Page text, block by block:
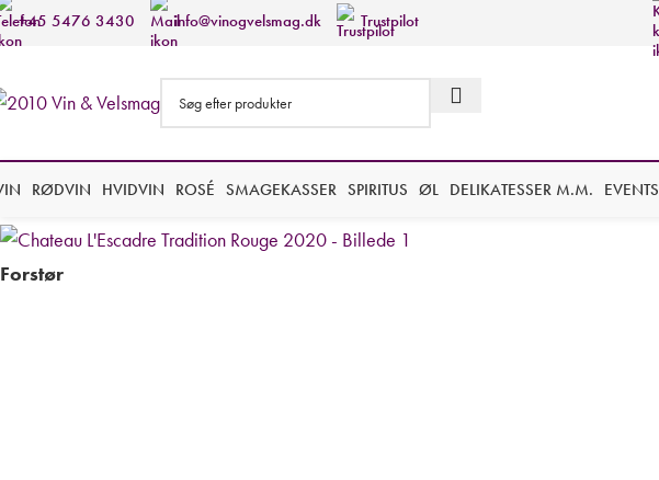
+45 5476 3430 info@vinogvelsmag.dk Trustpilot
RØDVIN HVIDVIN ROSÉ SMAGEKASSER SPIRITUS ØL DELIKATESSER M.M. EVENTS
Forstør